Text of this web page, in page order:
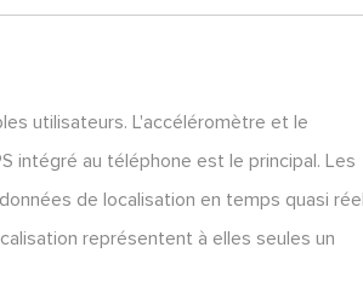
utilisateurs. L'accéléromètre et le
intégré au téléphone est le principal. Les
de localisation en temps quasi
représentent à elles seules un